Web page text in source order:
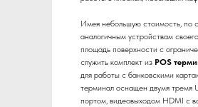
Имея небольшую стоимость, по
аналогичным устройствам
площадь поверхности с
служить комплект из POS
для работы с банковскими
терминал оснащен двумя тремя
портом, видеовыходом HDMI с